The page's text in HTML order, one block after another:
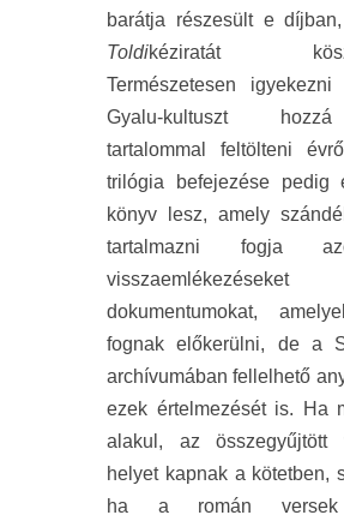
barátja részesült e
Toldikéziratát
Természetesen
Gyalu-kultuszt
tartalommal feltölteni
trilógia befejezése pedig
könyv lesz, amely
tartalmazni fogja
dokumentumokat,
fognak előkerülni, de a
archívumában fellelhető
ezek értelmezését is. Ha
alakul, az összegyűjtött
helyet kapnak a kötetben,
ha a román versek